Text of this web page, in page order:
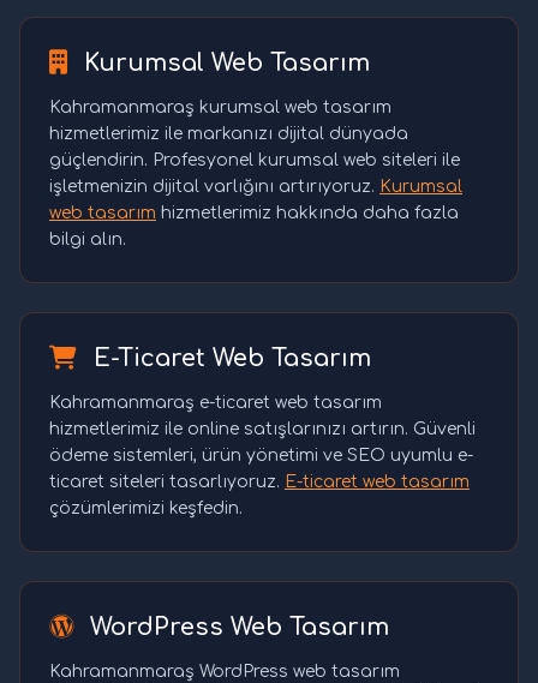
Kurumsal Web Tasarım
Kahramanmaraş kurumsal web tasarım
hizmetlerimiz ile markanızı dijital dünyada
güçlendirin. Profesyonel kurumsal web siteleri ile
işletmenizin dijital varlığını artırıyoruz. Kurumsal
web tasarım hizmetlerimiz hakkında daha fazla
bilgi alın.
E-Ticaret Web Tasarım
Kahramanmaraş e-ticaret web tasarım
hizmetlerimiz ile online satışlarınızı artırın. Güvenli
ödeme sistemleri, ürün yönetimi ve SEO uyumlu e-
ticaret siteleri tasarlıyoruz. E-ticaret web tasarım
çözümlerimizi keşfedin.
WordPress Web Tasarım
Kahramanmaraş WordPress web tasarım